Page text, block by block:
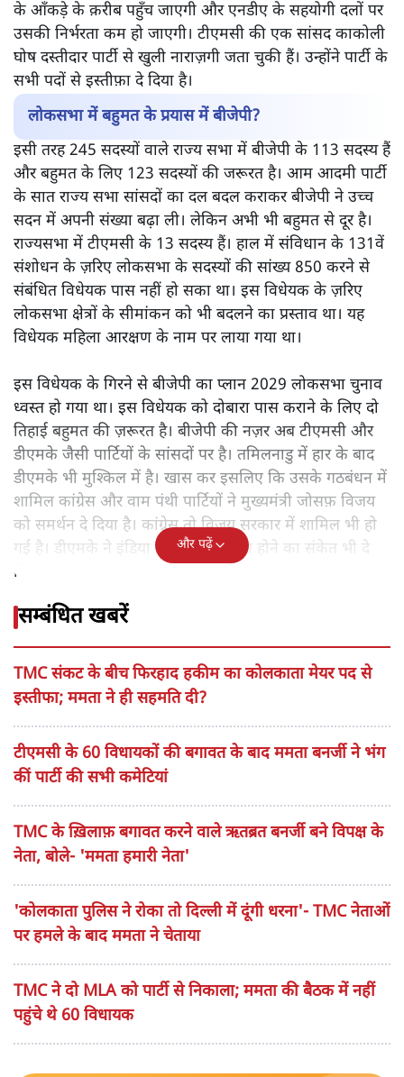
के आँकड़े के क़रीब पहुँच जाएगी और एनडीए के सहयोगी दलों पर
उसकी निर्भरता कम हो जाएगी। टीएमसी की एक सांसद काकोली
घोष दस्तीदार पार्टी से खुली नाराज़गी जता चुकी हैं। उन्होंने पार्टी के
सभी पदों से इस्तीफ़ा दे दिया है।
लोकसभा में बहुमत के प्रयास में बीजेपी?
इसी तरह 245 सदस्यों वाले राज्य सभा में बीजेपी के 113 सदस्य हैं
और बहुमत के लिए 123 सदस्यों की जरूरत है। आम आदमी पार्टी
के सात राज्य सभा सांसदों का दल बदल कराकर बीजेपी ने उच्च
सदन में अपनी संख्या बढ़ा ली। लेकिन अभी भी बहुमत से दूर है।
राज्यसभा में टीएमसी के 13 सदस्य हैं। हाल में संविधान के 131वें
संशोधन के ज़रिए लोकसभा के सदस्यों की सांख्य 850 करने से
संबंधित विधेयक पास नहीं हो सका था। इस विधेयक के ज़रिए
लोकसभा क्षेत्रों के सीमांकन को भी बदलने का प्रस्ताव था। यह
विधेयक महिला आरक्षण के नाम पर लाया गया था।
इस विधेयक के गिरने से बीजेपी का प्लान 2029 लोकसभा चुनाव
ध्वस्त हो गया था। इस विधेयक को दोबारा पास कराने के लिए दो
तिहाई बहुमत की ज़रूरत है। बीजेपी की नज़र अब टीएमसी और
डीएमके जैसी पार्टियों के सांसदों पर है। तमिलनाडु में हार के बाद
डीएमके भी मुश्किल में है। खास कर इसलिए कि उसके गठबंधन में
शामिल कांग्रेस और वाम पंथी पार्टियों ने मुख्यमंत्री जोसफ़ विजय
को समर्थन दे दिया है। कांग्रेस तो विजय सरकार में शामिल भी हो
गई है। डीएमके ने इंडिया गठबंधन से अलग होने का संकेत भी दे
दिया है।
और पढ़ें
सम्बंधित खबरें
TMC संकट के बीच फिरहाद हकीम का कोलकाता मेयर पद से
इस्तीफा; ममता ने ही सहमति दी?
टीएमसी के 60 विधायकों की बगावत के बाद ममता बनर्जी ने भंग
कीं पार्टी की सभी कमेटियां
TMC के ख़िलाफ़ बगावत करने वाले ऋतब्रत बनर्जी बने विपक्ष के
नेता, बोले- 'ममता हमारी नेता'
'कोलकाता पुलिस ने रोका तो दिल्ली में दूंगी धरना'- TMC नेताओं
पर हमले के बाद ममता ने चेताया
TMC ने दो MLA को पार्टी से निकाला; ममता की बैठक में नहीं
पहुंचे थे 60 विधायक